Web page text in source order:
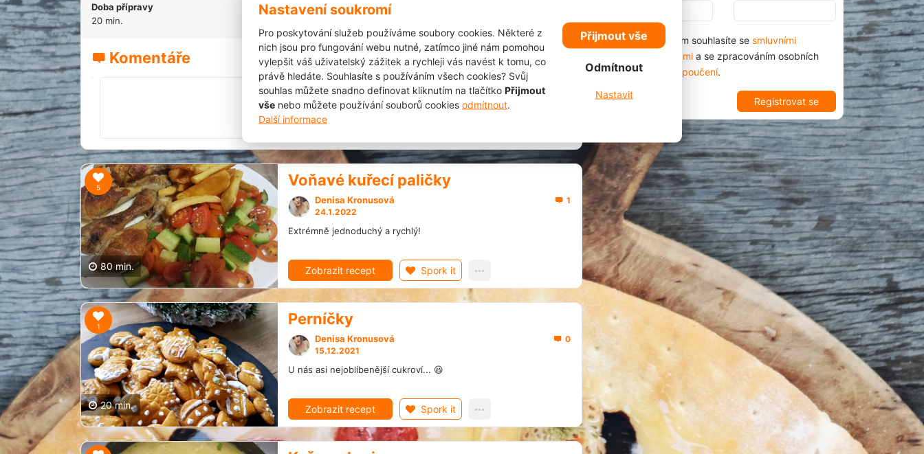
Nastavení soukromí
Pro poskytování služeb používáme soubory cookies. Některé z
nich jsou pro fungování webu nutné, zatímco jiné nám pomohou
vylepšit váš uživatelský zážitek a rychleji vás navést k tomu, co
právě hledáte. Souhlasíte s používáním všech cookies? Svůj
souhlas můžete snadno definovat kliknutím na tlačítko Přijmout
vše nebo můžete používání souborů cookies odmítnout
Další informace
Přijmout vše
Odmítnout
Nastavit
Doba přípravy
20 min.
Komentáře
80 min.
5 Voňavé kuřecí paličky
1
Denisa Kronusová
24.1.2022
Extrémně jednoduchý a rychlý!
Zobrazit recept Spork it
20 min.
1 Perníčky
0
Denisa Kronusová
15.12.2021
U nás asi nejoblíbenější cukroví... 😃
Zobrazit recept Spork it
Přihlášením souhlasíte se smluvními
podmínkami a se zpracováním osobních
údajů dle poučení.